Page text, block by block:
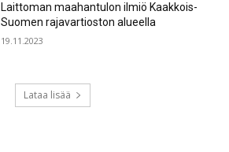
Laittoman maahantulon ilmiö Kaakkois-
Suomen rajavartioston alueella
19.11.2023
Lataa lisää